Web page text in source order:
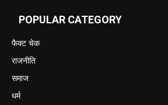
POPULAR CATEGORY
फैक्ट चेक
राजनीति
समाज
धर्म